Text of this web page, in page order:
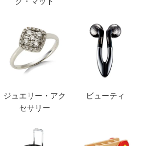
ジュエリー・アク
セサリー
ビューティ